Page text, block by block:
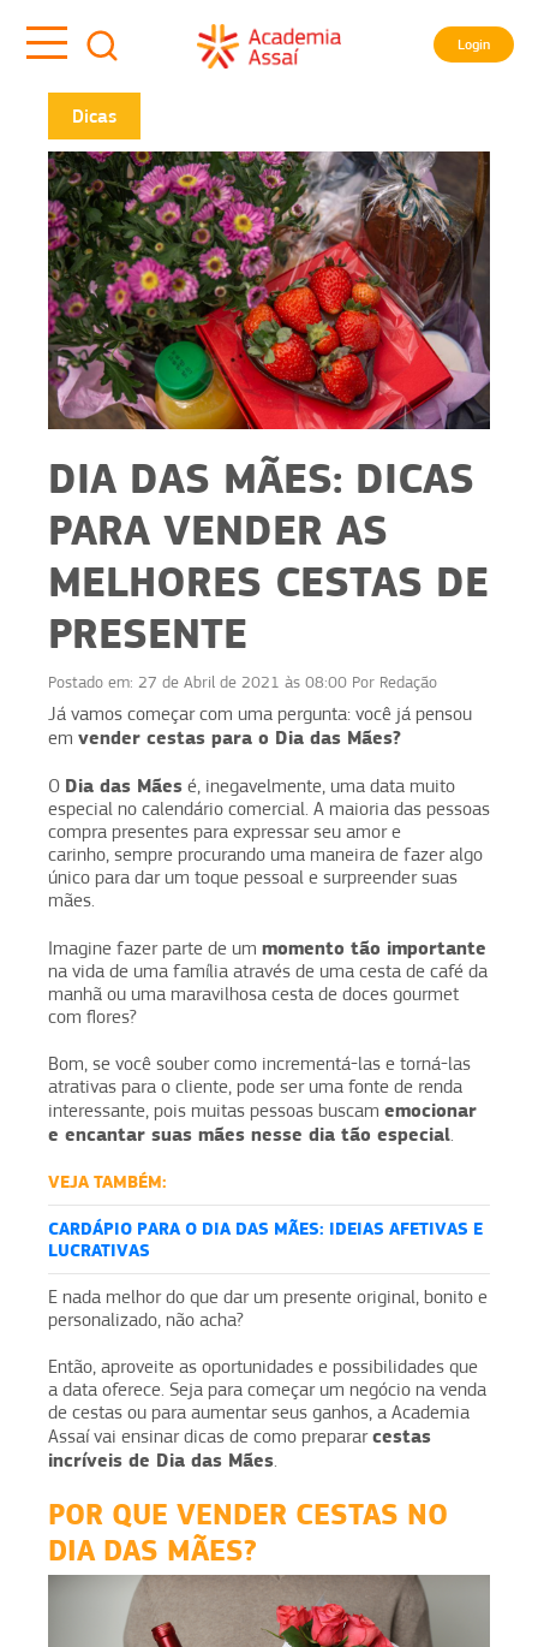
Login
Dicas
DIA DAS MÃES: DICAS
PARA VENDER AS
MELHORES CESTAS DE
PRESENTE
Postado em: 27 de Abril de 2021 às 08:00 Por Redação
Já vamos começar com uma pergunta: você já pensou
em vender cestas para o Dia das Mães?
O Dia das Mães é, inegavelmente, uma data muito
especial no calendário comercial. A maioria das pessoas
compra presentes para expressar seu amor e
carinho, sempre procurando uma maneira de fazer algo
único para dar um toque pessoal e surpreender suas
mães.
Imagine fazer parte de um momento tão importante
na vida de uma família através de uma cesta de café da
manhã ou uma maravilhosa cesta de doces gourmet
com flores?
Bom, se você souber como incrementá-las e torná-las
atrativas para o cliente, pode ser uma fonte de renda
interessante, pois muitas pessoas buscam emocionar
e encantar suas mães nesse dia tão especial.
VEJA TAMBÉM:
CARDÁPIO PARA O DIA DAS MÃES: IDEIAS AFETIVAS E
LUCRATIVAS
E nada melhor do que dar um presente original, bonito e
personalizado, não acha?
Então, aproveite as oportunidades e possibilidades que
a data oferece. Seja para começar um negócio na venda
de cestas ou para aumentar seus ganhos, a Academia
Assaí vai ensinar dicas de como prepararcestas
incríveis de Dia das Mães.
POR QUE VENDER CESTAS NO
DIA DAS MÃES?